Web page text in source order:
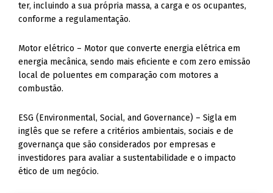
ter, incluindo a sua própria massa, a carga e os ocupantes,
conforme a regulamentação.
Motor elétrico – Motor que converte energia elétrica em
energia mecânica, sendo mais eficiente e com zero emissão
local de poluentes em comparação com motores a
combustão.
ESG (Environmental, Social, and Governance) – Sigla em
inglês que se refere a critérios ambientais, sociais e de
governança que são considerados por empresas e
investidores para avaliar a sustentabilidade e o impacto
ético de um negócio.